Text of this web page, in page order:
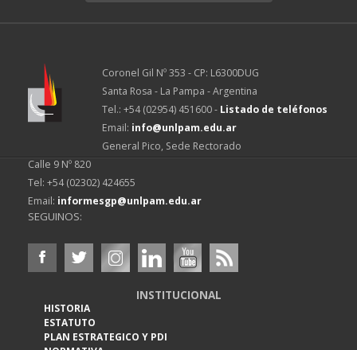
Coronel Gil Nº 353 - CP: L6300DUG
Santa Rosa - La Pampa - Argentina
Tel.: +54 (02954) 451600 - Listado de teléfonos
Email: info@unlpam.edu.ar
General Pico, Sede Rectorado
Calle 9 Nº 820
Tel: +54 (02302) 424655
Email: informesgp@unlpam.edu.ar
SEGUINOS:
INSTITUCIONAL
HISTORIA
ESTATUTO
PLAN ESTRATEGICO Y PDI